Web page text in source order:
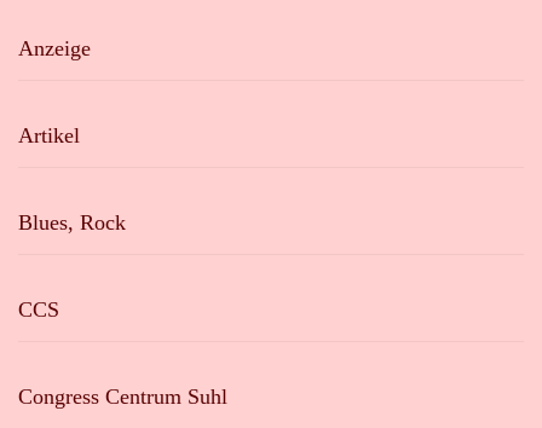
Anzeige
Artikel
Blues, Rock
CCS
Congress Centrum Suhl